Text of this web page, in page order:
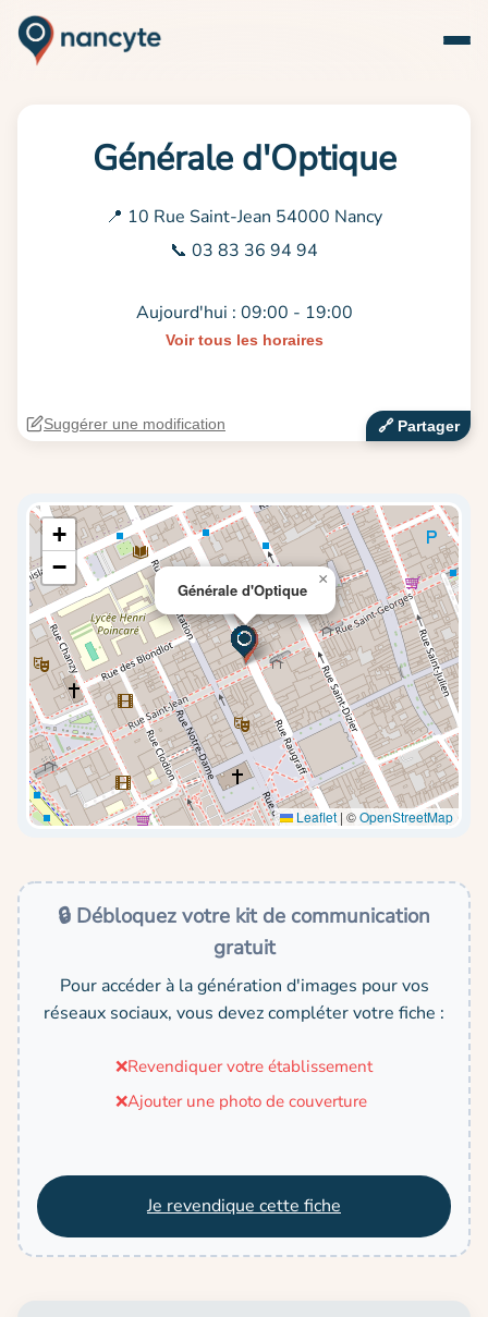
Générale d'Optique
📍 10 Rue Saint-Jean 54000 Nancy
📞 03 83 36 94 94
Aujourd'hui : 09:00 - 19:00
Voir tous les horaires
🔗‍️ Partager
Suggérer une modification
Générale d'Optique
×
+
−
Leaflet | ©OpenStreetMap
🔒 Débloquez votre kit de communication
gratuit
Pour accéder à la génération d'images pour vos
réseaux sociaux, vous devez compléter votre fiche :
❌Revendiquer votre établissement
❌Ajouter une photo de couverture
Je revendique cette fiche